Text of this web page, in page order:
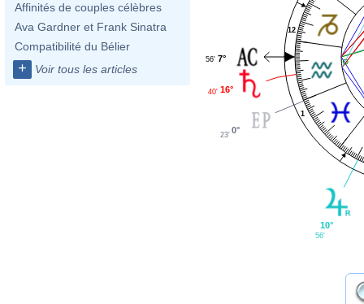
Affinités de couples célèbres
Ava Gardner et Frank Sinatra
Compatibilité du Bélier
+ Voir tous les articles
1
12
7°
56'
16°
40'
0°
23'
10°
56'